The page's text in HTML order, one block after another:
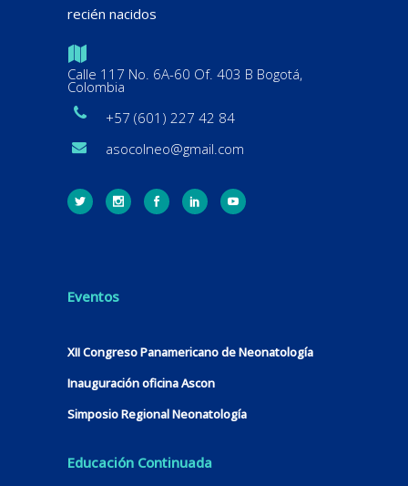
recién nacidos
Calle 117 No. 6A-60 Of. 403 B Bogotá,
Colombia
+57 (601) 227 42 84
asocolneo@gmail.com
Eventos
XII Congreso Panamericano de Neonatología
Inauguración oficina Ascon
Simposio Regional Neonatología
Educación Continuada